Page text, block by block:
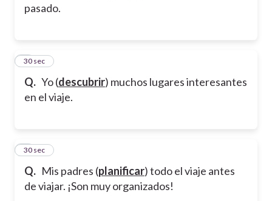
pasado.
Q. Yo (descubrir) muchos lugares interesantes
en el viaje.
7
30 sec
Q. Mis padres (planificar) todo el viaje antes
de viajar. ¡Son muy organizados!
8
30 sec